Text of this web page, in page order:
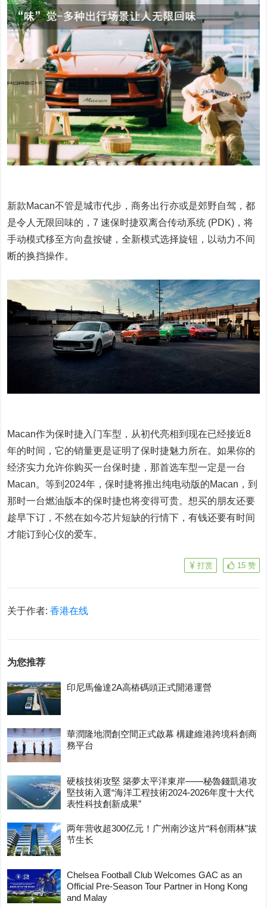
新款Macan不管是城市代步，商务出行亦或是郊野自驾，都
是令人无限回味的，7 速保时捷双离合传动系统 (PDK)，将
手动模式移至方向盘按键，全新模式选择旋钮，以动力不间
断的换挡操作。
Macan作为保时捷入门车型，从初代亮相到现在已经接近8
年的时间，它的销量更是证明了保时捷魅力所在。如果你的
经济实力允许你购买一台保时捷，那首选车型一定是一台
Macan。等到2024年，保时捷将推出纯电动版的Macan，到
那时一台燃油版本的保时捷也将变得可贵。想买的朋友还要
趁早下订，不然在如今芯片短缺的行情下，有钱还要有时间
才能订到心仪的爱车。
15 赞
打赏
关于作者:香港在线
为您推荐
印尼馬倫達2A高樁碼頭正式開港運營
華潤隆地潤創空間正式啟幕 構建維港跨境科創商
務平台
硬核技術攻堅 築夢太平洋東岸——秘魯錢凱港攻
堅技術入選“海洋工程技術2024-2026年度十大代
表性科技創新成果”
两年营收超300亿元！广州南沙这片“科创雨林”拔
节生长
Chelsea Football Club Welcomes GAC as an
Official Pre-Season Tour Partner in Hong Kong
and Malay